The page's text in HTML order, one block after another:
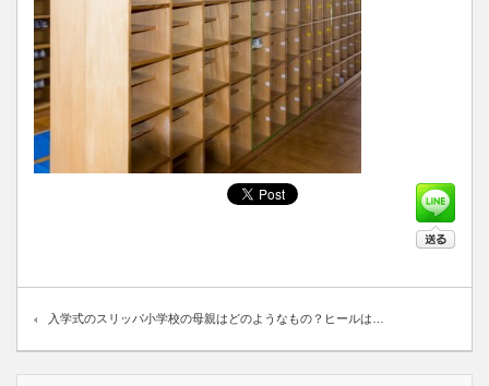
入学式のスリッパ小学校の母親はどのようなもの？ヒールは…